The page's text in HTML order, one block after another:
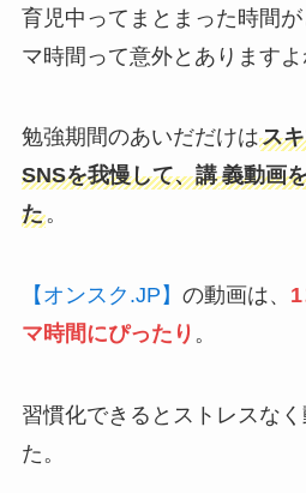
育児中ってまとまった時間
マ時間って意外とありますよ
勉強期間のあいだだけはス
SNSを我慢して、講 義動画
た。
【オンスク.JP】 の動画は、
マ時間にぴったり 。
習慣化できるとストレスな
た。